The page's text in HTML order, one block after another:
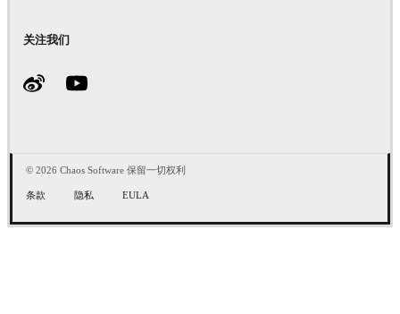
关注我们
© 2026 Chaos Software 保留一切权利
条款 隐私 EULA